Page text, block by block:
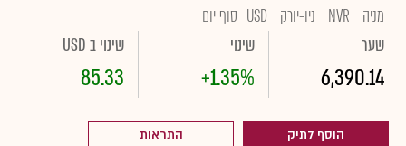
מניה
NVR ניו-יורק USD סוף יום
שער
6,390.14
שינוי
+1.35%
שינוי ב USD
85.33
הוסף לתיק התראות